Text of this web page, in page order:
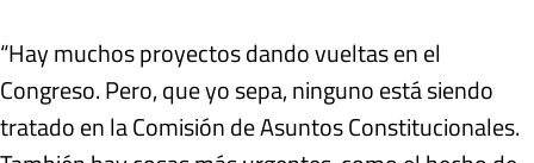
“Hay muchos proyectos dando vueltas en el
Congreso. Pero, que yo sepa, ninguno está siendo
tratado en la Comisión de Asuntos Constitucionales.